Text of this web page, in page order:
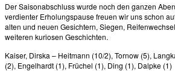
Der Saisonabschluss wurde noch den ganzen
verdienter Erholungspause freuen wir uns schon
alten und neuen Gesichtern, Siegen,
weiteren kuriosen Geschichten.
Kaiser, Dirska – Heitmann (10/2), Tornow (5),
(2), Engelhardt (1), Früchel (1), Ding (1), Dalpke (1)